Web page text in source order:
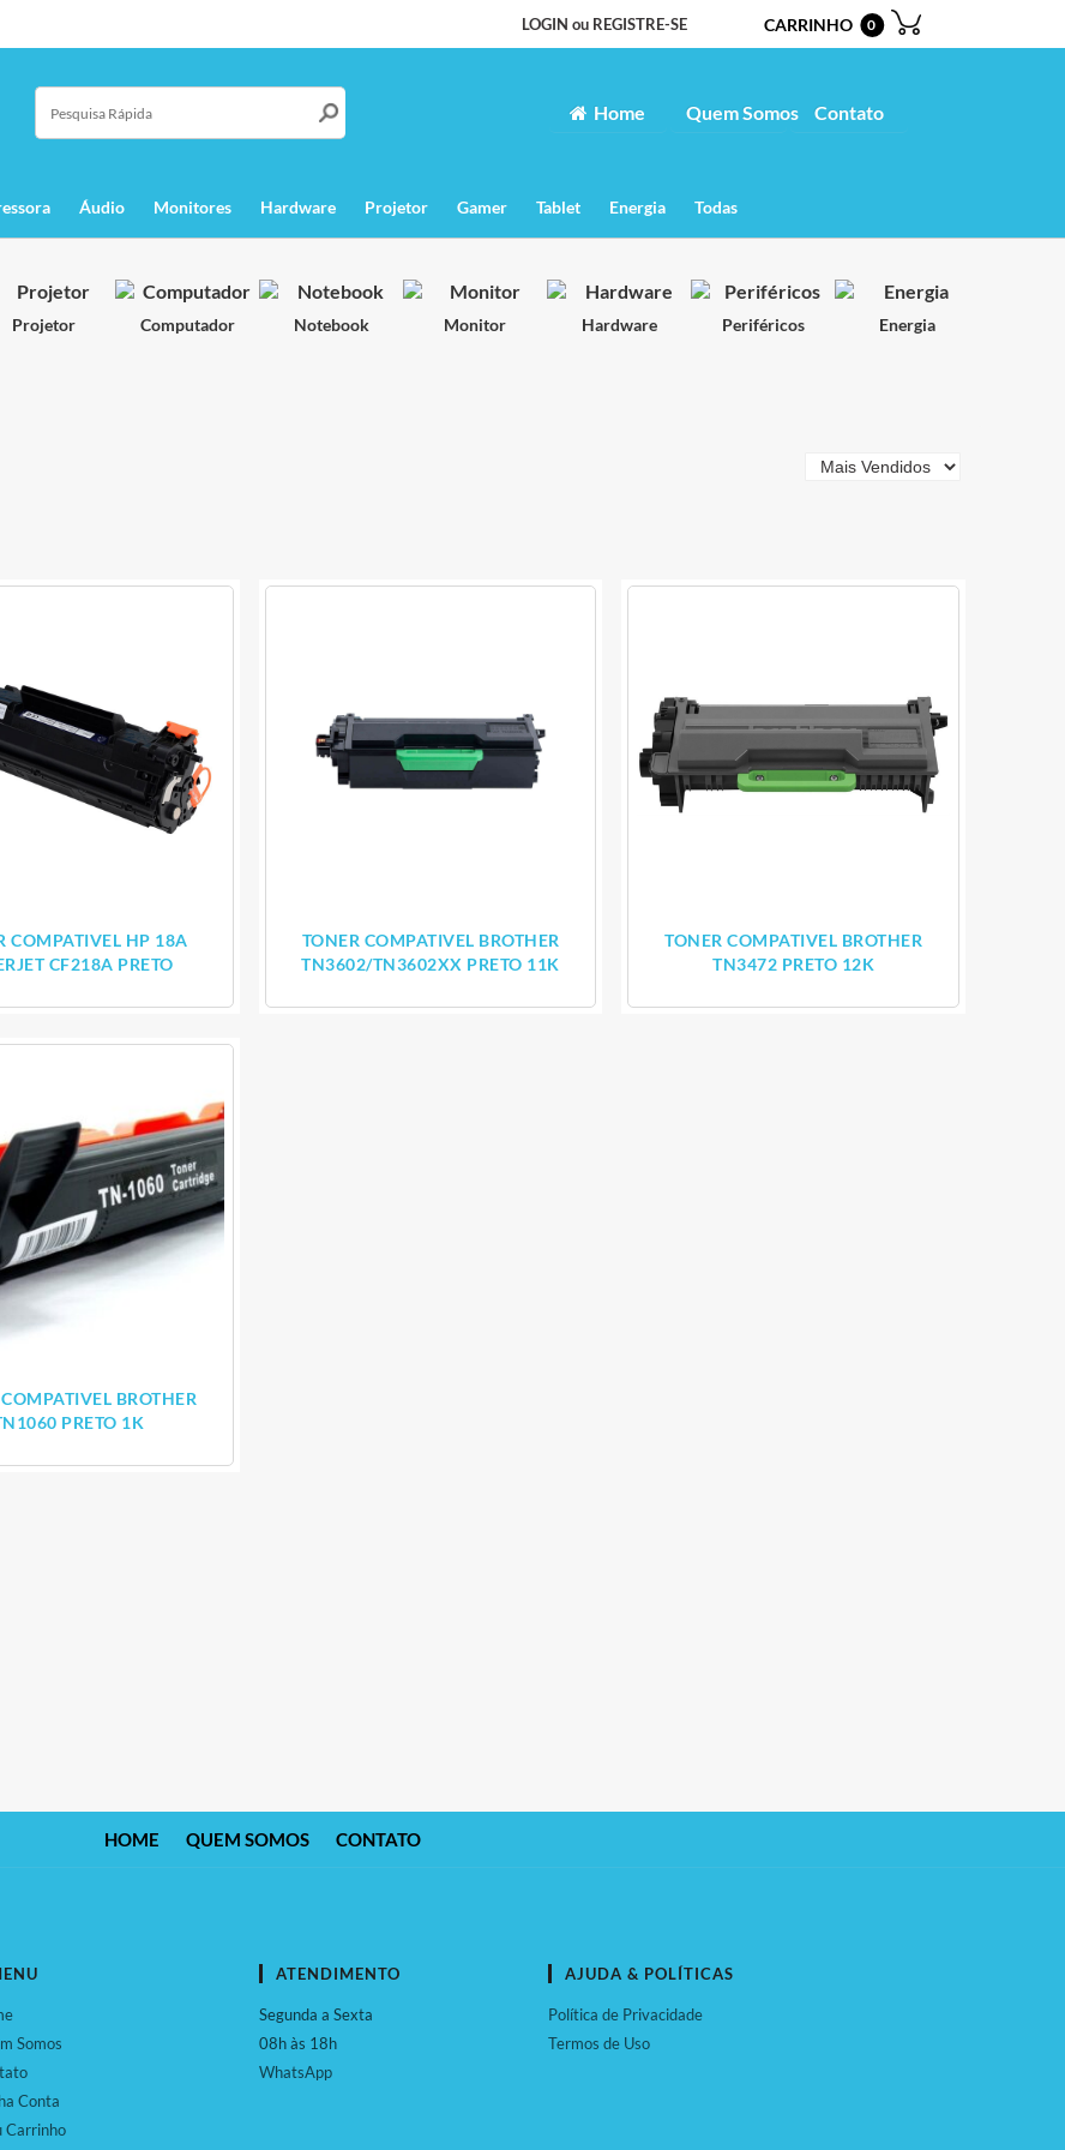
LOGIN ou REGISTRE-SE CARRINHO 0
Home Quem Somos Contato
Áudio Monitores Hardware Projetor Gamer Tablet Energia Todas
Projetor Computador Notebook Monitor Hardware Periféricos Energia
COMPATIVEL HP 18A
CF218A PRETO
TONER COMPATIVEL BROTHER
TN3602/TN3602XX PRETO 11K
TONER COMPATIVEL BROTHER
TN3472 PRETO 12K
BROTHER
PRETO 1K
HOME QUEM SOMOS CONTATO
Somos
Conta
Carrinho
ATENDIMENTO
Segunda a Sexta
08h às 18h
WhatsApp
AJUDA & POLÍTICAS
Política de Privacidade
Termos de Uso